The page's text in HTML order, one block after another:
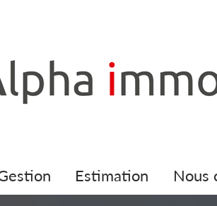
gestion estimation